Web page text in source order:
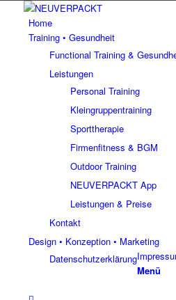
Home
Training • Gesundheit
Functional Training &
Leistungen
Personal Training
Kleingruppentraining
Sporttherapie
Firmenfitness & BGM
Outdoor Training
NEUVERPACKT App
Leistungen & Preise
Kontakt
Design • Konzeption • Marketing
Datenschutzerklärung
Menü